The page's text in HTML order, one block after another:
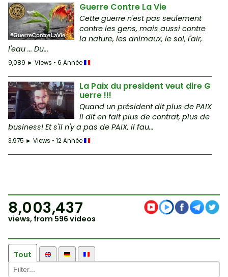
Guerre Contre La Vie
Cette guerre n'est pas seulement
contre les gens, mais aussi contre
la nature, les animaux, le sol, l'air,
l'eau ... Du...
9,089 ► Views • 6 Année
La Paix du president veut dire G
uerre !!!
Quand un président dit plus de PAIX
il dit en fait plus de contrat, plus de
business! Et s'il n'y a pas de PAIX, il fau...
3,975 ► Views • 12 Année
8,003,437
views, from 596 videos
Tout